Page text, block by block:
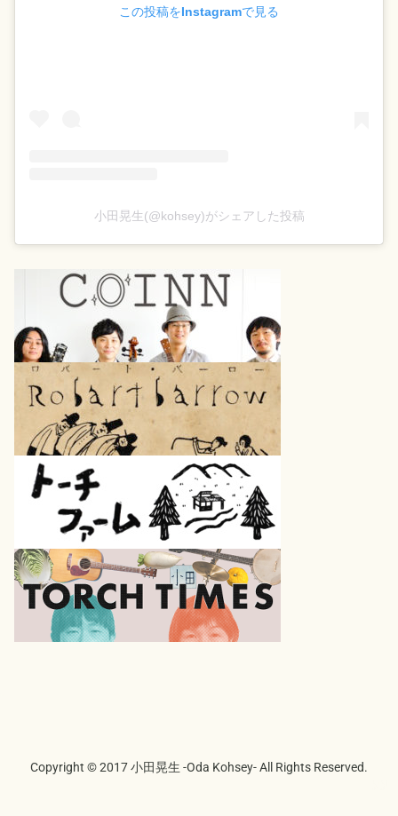
この投稿をInstagramで見る
小田晃生(@kohsey)がシェアした投稿
Copyright © 2017 小田晃生 -Oda Kohsey- All Rights Reserved.